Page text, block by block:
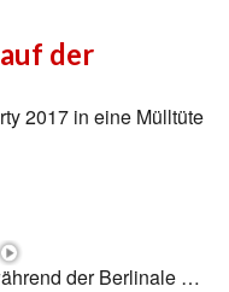
der
2017 in eine Mülltüte
der Berlinale …